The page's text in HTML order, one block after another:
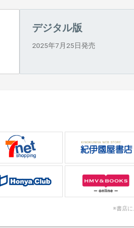
デジタル版
2025年7月25日発売
※書店に